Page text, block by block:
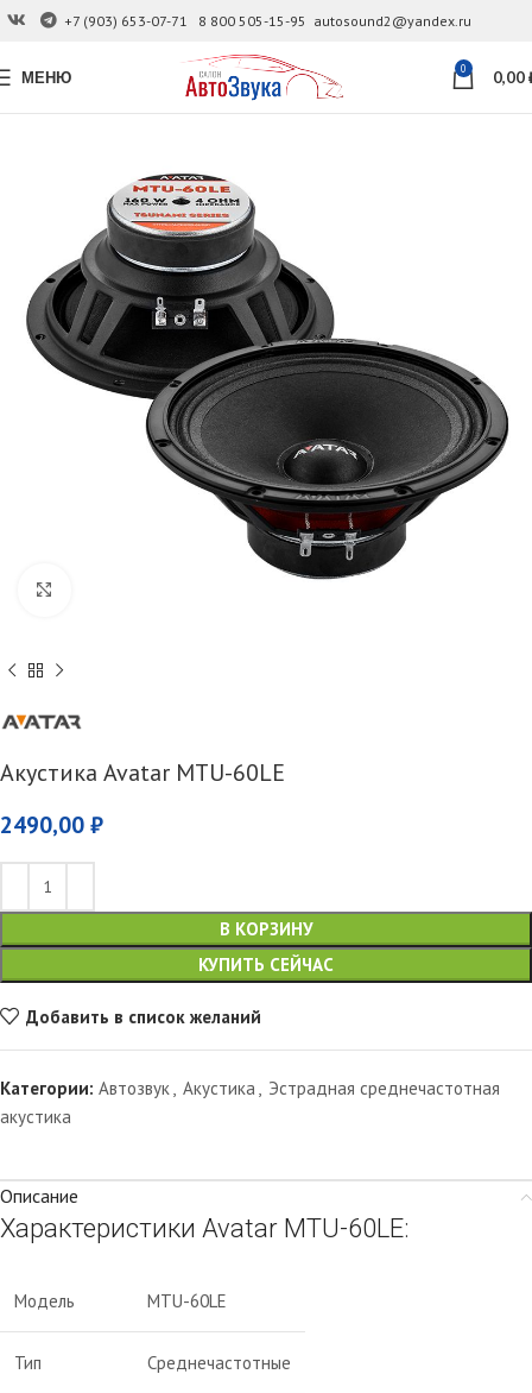
+7 (903) 653-07-71 8 800 505-15-95 autosound2@yandex.ru
МЕНЮ 0 0,00
Акустика Avatar MTU-60LE
2490,00 ₽
В КОРЗИНУ
КУПИТЬ СЕЙЧАС
Добавить в список желаний
Категории: Автозвук, Акустика , Эстрадная среднечастотная
акустика
Описание
Характеристики Avatar MTU-60LE:
Модель MTU-60LE
Тип Среднечастотные